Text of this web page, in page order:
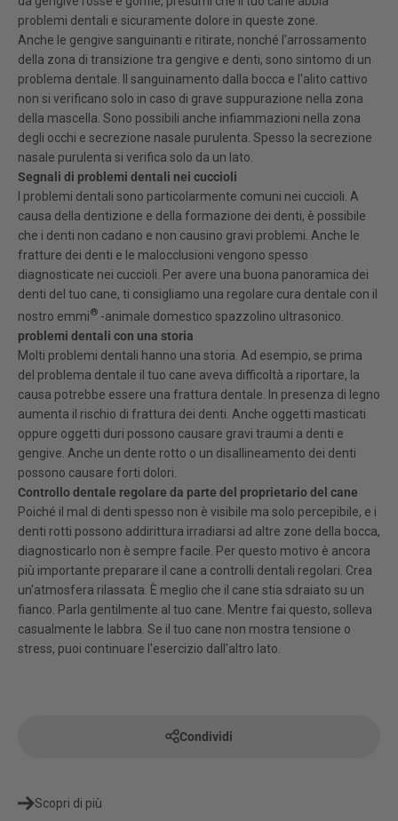
problemi dentali e sicuramente dolore in queste zone.
Anche le gengive sanguinanti e ritirate, nonché l'arrossamento
della zona di transizione tra gengive e denti, sono sintomo di un
problema dentale. Il sanguinamento dalla bocca e l'alito cattivo
non si verificano solo in caso di grave suppurazione nella zona
della mascella. Sono possibili anche infiammazioni nella zona
degli occhi e secrezione nasale purulenta. Spesso la secrezione
nasale purulenta si verifica solo da un lato.
Segnali di problemi dentali nei cuccioli
I problemi dentali sono particolarmente comuni nei cuccioli. A
causa della dentizione e della formazione dei denti, è possibile
che i denti non cadano e non causino gravi problemi. Anche le
fratture dei denti e le malocclusioni vengono spesso
diagnosticate nei cuccioli. Per avere una buona panoramica dei
denti del tuo cane, ti consigliamo una regolare cura dentale con il
nostro emmi® -animale domestico spazzolino ultrasonico.
problemi dentali con una storia
Molti problemi dentali hanno una storia. Ad esempio, se prima
del problema dentale il tuo cane aveva difficoltà a riportare, la
causa potrebbe essere una frattura dentale. In presenza di legno
aumenta il rischio di frattura dei denti. Anche oggetti masticati
oppure oggetti duri possono causare gravi traumi a denti e
gengive. Anche un dente rotto o un disallineamento dei denti
possono causare forti dolori.
Controllo dentale regolare da parte del proprietario del cane
Poiché il mal di denti spesso non è visibile ma solo percepibile, e i
denti rotti possono addirittura irradiarsi ad altre zone della bocca,
diagnosticarlo non è sempre facile. Per questo motivo è ancora
più importante preparare il cane a controlli dentali regolari. Crea
un'atmosfera rilassata. È meglio che il cane stia sdraiato su un
fianco. Parla gentilmente al tuo cane. Mentre fai questo, solleva
casualmente le labbra. Se il tuo cane non mostra tensione o
stress, puoi continuare l'esercizio dall'altro lato.
Condividi
Scopri di più